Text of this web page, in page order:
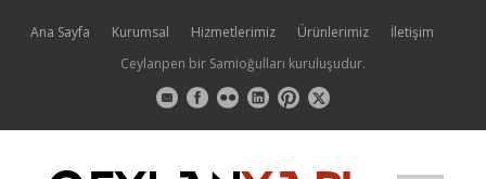
Ana Sayfa Kurumsal Hizmetlerimiz Ürünlerimiz
İletişim
Ceylanpen bir Samioğulları kuruluşudur.